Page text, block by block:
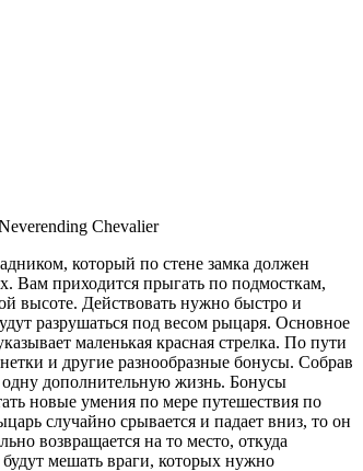
Chevalier
который по стене замка должен
Вам приходится прыгать по подмосткам,
высоте. Действовать нужно быстро и
разрушаться под весом рыцаря. Основное
маленькая красная стрелка. По пути
и другие разнообразные бонусы. Собрав
одну дополнительную жизнь. Бонусы
новые умения по мере путешествия по
случайно срывается и падает вниз, то он
возвращается на то место, откуда
мешать враги, которых нужно